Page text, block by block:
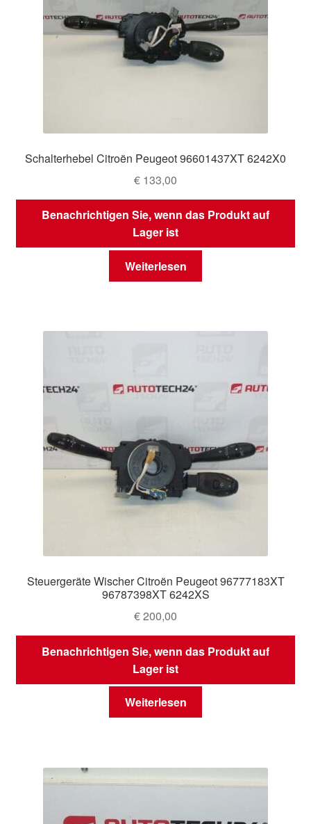
Schalterhebel Citroën Peugeot 96601437XT 6242X0
€ 133,00
Benachrichtigen Sie, wenn das Produkt auf
Lager ist
Weiterlesen
Steuergeräte Wischer Citroën Peugeot 96777183XT
96787398XT 6242XS
€200,00
Benachrichtigen Sie, wenn das Produkt auf
Lager ist
Weiterlesen